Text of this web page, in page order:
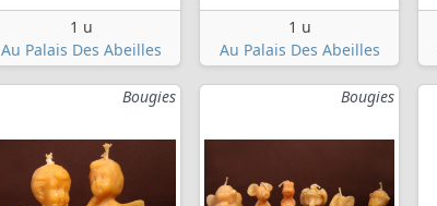
1 u
Au Palais Des Abeilles
1 u
Au Palais Des Abeilles
Bougies Bougies